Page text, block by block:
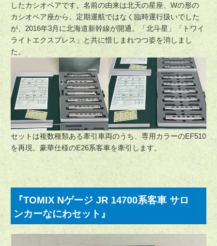
したカシオペアです。名前の由来は北天の星座、Wの形の
カシオペア座から。定期運航ではなく臨時運行扱いでした
が、2016年3月に北海道新幹線が開通。「北斗星」「トワイ
ライトエクスプレス」と共に惜しまれつつ姿を消しまし
た。
セットは複数種類ある牽引車両のうち、専用カラーのEF510
を再現。豪華仕様のE26系客車を牽引します。
『TOMIX Nゲージ JR 14700系客車 サロ
ンカーなにわセット』